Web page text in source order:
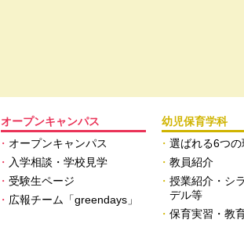
オープンキャンパス
オープンキャンパス
入学相談・学校見学
受験生ページ
広報チーム「greendays」
幼児保育学科
選ばれる6つの
教員紹介
授業紹介・シ
デル等
保育実習・教